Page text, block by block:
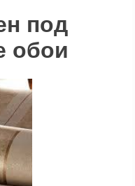
под
обои